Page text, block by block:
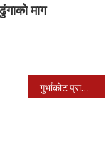
माग
गुर्भाकोट प्राबिधिक शिक्षालय अनुमति बिना नै संचालन